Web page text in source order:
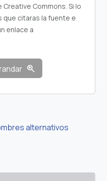
Commons. Si lo
citaras la fuente e
enlace a
zoom_in
alternativos